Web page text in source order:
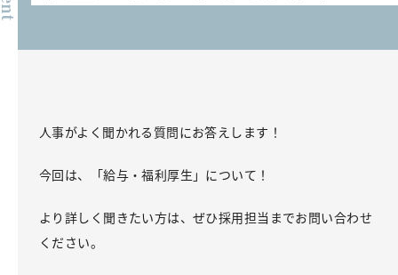
人事がよく聞かれる質問にお答えします！
今回は、「給与・福利厚生」について！
より詳しく聞きたい方は、ぜひ採用担当までお問い合わせ
ください。